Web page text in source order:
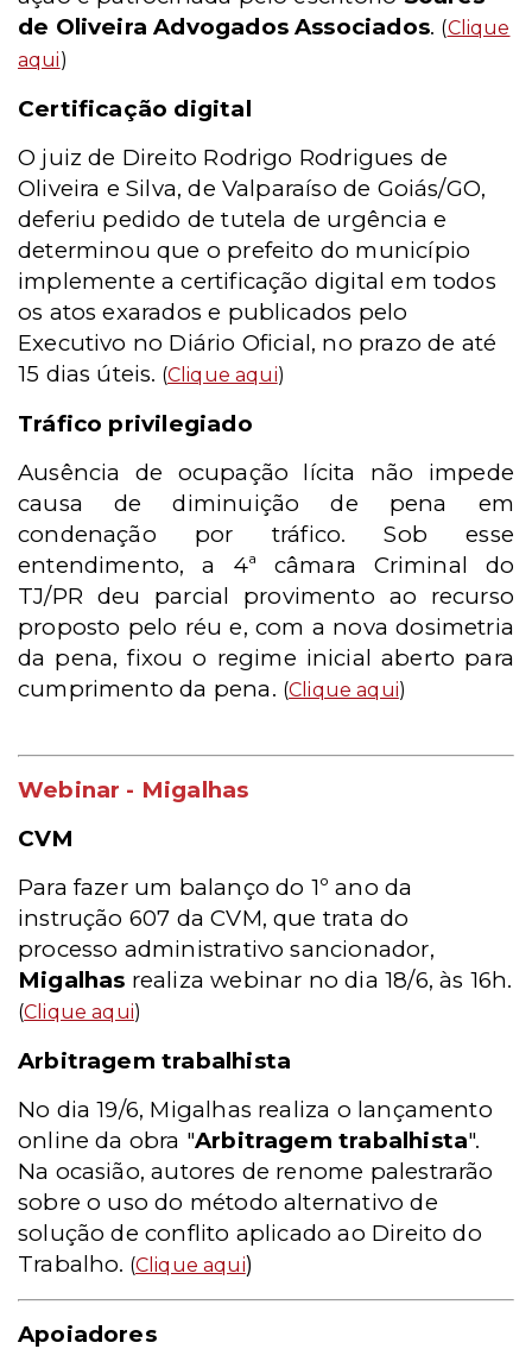
de Oliveira Advogados Associados. (Clique
aqui)
Certificação digital
O juiz de Direito Rodrigo Rodrigues de
Oliveira e Silva, de Valparaíso de Goiás/GO,
deferiu pedido de tutela de urgência e
determinou que o prefeito do município
implemente a certificação digital em todos
os atos exarados e publicados pelo
Executivo no Diário Oficial, no prazo de até
15 dias úteis. (Clique aqui)
Tráfico privilegiado
Ausência de ocupação lícita não impede
causa de diminuição de pena em
condenação por tráfico. Sob esse
entendimento, a 4ª câmara Criminal do
TJ/PR deu parcial provimento ao recurso
proposto pelo réu e, com a nova dosimetria
da pena, fixou o regime inicial aberto para
cumprimento da pena. (Clique aqui)
Webinar - Migalhas
CVM
Para fazer um balanço do 1º ano da
instrução 607 da CVM, que trata do
processo administrativo sancionador,
Migalhas realiza webinar no dia 18/6, às 16h.
(Clique aqui)
Arbitragem trabalhista
No dia 19/6, Migalhas realiza o lançamento
online da obra "Arbitragem trabalhista".
Na ocasião, autores de renome palestrarão
sobre o uso do método alternativo de
solução de conflito aplicado ao Direito do
Trabalho. (Clique aqui)
Apoiadores